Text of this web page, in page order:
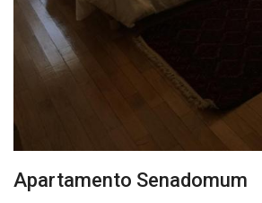
Apartamento Senadomum